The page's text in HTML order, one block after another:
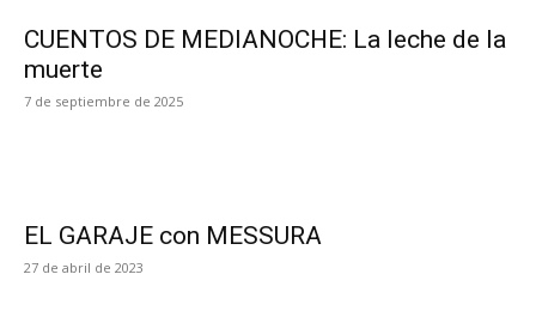
CUENTOS DE MEDIANOCHE: La leche de la
muerte
7 de septiembre de 2025
EL GARAJE con MESSURA
27 de abril de 2023